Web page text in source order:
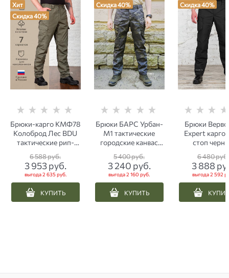
Хит
Скидка 40%
Брюки-карго КМФ78
Колоброд Лес BDU
тактические рип-
6 588 руб.
3 953 руб.
выгода2 635 руб.
КУПИТЬ
Скидка 40%
Брюки БАРС Урбан-
М1 тактические
городские канвас
5 400 руб.
3 240 руб.
выгода2 160 руб.
КУПИТЬ
Скидка 40%
Брюки
Expert карго
стоп
6 480 руб.
3 888
выгода2 592